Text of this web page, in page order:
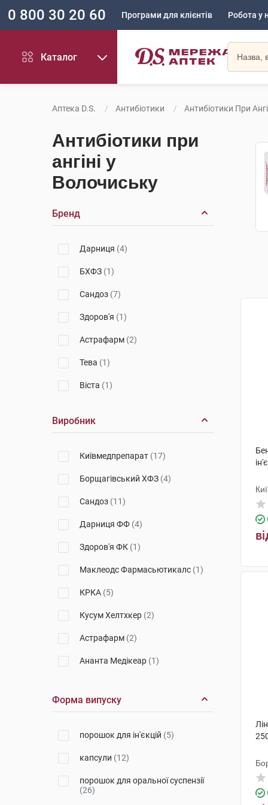
0 800 30 20 60 Програми для клієнтів Робота у
Каталог
Аптека D.S. Антибіотики Антибіотики При
Антибіотики при
ангіні у
Волочиську
Бренд
Дарниця (4)
БХФЗ (1)
Сандоз (7)
Здоров'я (1)
Астрафарм (2)
Тева (1)
Віста (1)
Виробник
Київмедпрепарат (17)
Борщагівський ХФЗ (4)
Сандоз (11)
Дарниця ФФ (4)
Здоров'я ФК (1)
Маклеодс Фармасьютикалс (1)
КРКА (5)
Кусум Хелтхкер (2)
Астрафарм (2)
Ананта Медікеар (1)
Хаупт Фарма Латіна(2)
Фарма Інтернешенал (2)
Меркле (1)
С.К.Сандоз(6)
Форма випуску
порошок для ін'єкцій (5)
капсули (12)
порошок для оральної суспензії
(26)